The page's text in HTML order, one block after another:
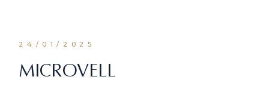
24/01/2025
MICROVELL